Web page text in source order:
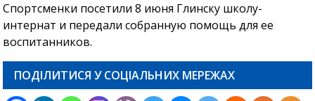
Спортсменки посетили 8 июня Глинску школу-
интернат и передали собранную помощь для ее
воспитанников.
ПОДІЛИТИСЯ У СОЦІАЛЬНИХ МЕРЕЖАХ